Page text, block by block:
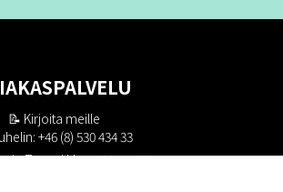
📝 Kirjoita meille
+46 (8) 530 434 33
- Torstai klo 10.00 - 17.00